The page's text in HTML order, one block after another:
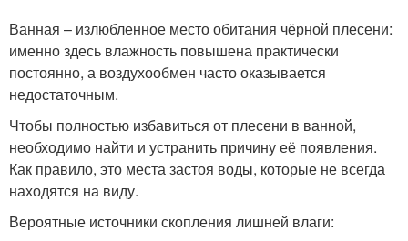
Ванная – излюбленное место обитания чёрной плесени:
именно здесь влажность повышена практически
постоянно, а воздухообмен часто оказывается
недостаточным.
Чтобы полностью избавиться от плесени в ванной,
необходимо найти и устранить причину её появления.
Как правило, это места застоя воды, которые не всегда
находятся на виду.
Вероятные источники скопления лишней влаги: